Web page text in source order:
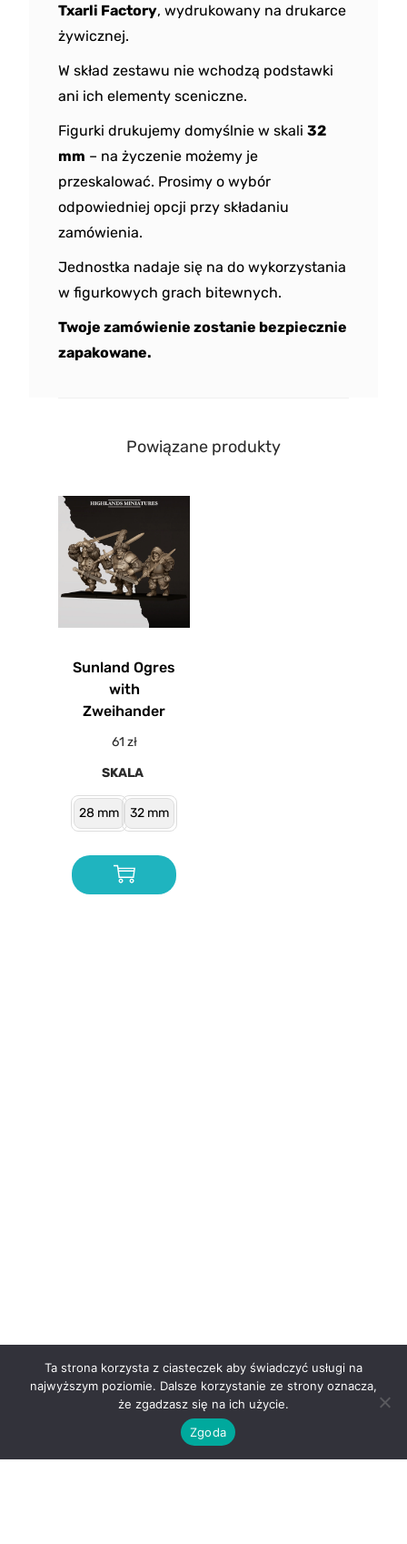
Txarli Factory, wydrukowany na drukarce
żywicznej.
W skład zestawu nie wchodzą podstawki
ani ich elementy sceniczne.
Figurki drukujemy domyślnie w skali 32
mm – na życzenie możemy je
przeskalować. Prosimy o wybór
odpowiedniej opcji przy składaniu
zamówienia.
Jednostka nadaje się na do wykorzystania
w figurkowych grach bitewnych.
Twoje zamówienie zostanie bezpiecznie
zapakowane.
Powiązane produkty
Sunland Ogres
with
Zweihander
61 zł
SKALA
28 mm 32 mm
Ta strona korzysta z ciasteczek aby świadczyć usługi na
najwyższym poziomie. Dalsze korzystanie ze strony oznacza,
że zgadzasz się na ich użycie.
Zgoda